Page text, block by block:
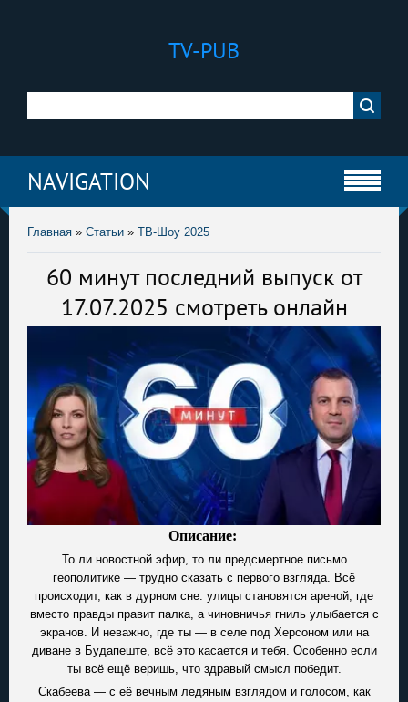
TV-PUB
NAVIGATION
Главная » Статьи » ТВ-Шоу 2025
60 минут последний выпуск от
17.07.2025 смотреть онлайн
Описание:
То ли новостной эфир, то ли предсмертное письмо
геополитике — трудно сказать с первого взгляда. Всё
происходит, как в дурном сне: улицы становятся ареной, где
вместо правды правит палка, а чиновничья гниль улыбается с
экранов. И неважно, где ты — в селе под Херсоном или на
диване в Будапеште, всё это касается и тебя. Особенно если
ты всё ещё веришь, что здравый смысл победит.
Скабеева — с её вечным ледяным взглядом и голосом, как